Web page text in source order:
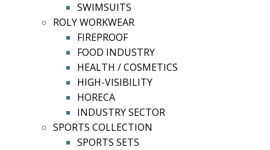
SWIMSUITS
ROLY WORKWEAR
FIREPROOF
FOOD INDUSTRY
HEALTH / COSMETICS
HIGH-VISIBILITY
HORECA
INDUSTRY SECTOR
SPORTS COLLECTION
SPORTS SETS